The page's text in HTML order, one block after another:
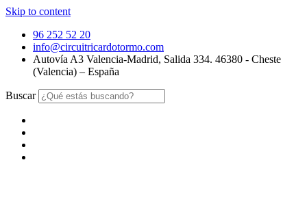
Skip to content
96 252 52 20
info@circuitricardotormo.com
Autovía A3 Valencia-Madrid, Salida 334. 46380 - Cheste
(Valencia) – España
Buscar